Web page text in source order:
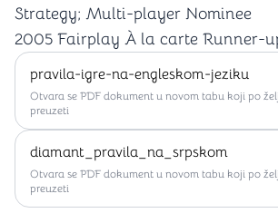
Strategy; Multi-player Nominee
2005 Fairplay À la carte Runner-
pravila-igre-na-engleskom-jeziku
Otvara se PDF dokument u novom tabu koji po
preuzeti
diamant_pravila_na_srpskom
Otvara se PDF dokument u novom tabu koji po
preuzeti